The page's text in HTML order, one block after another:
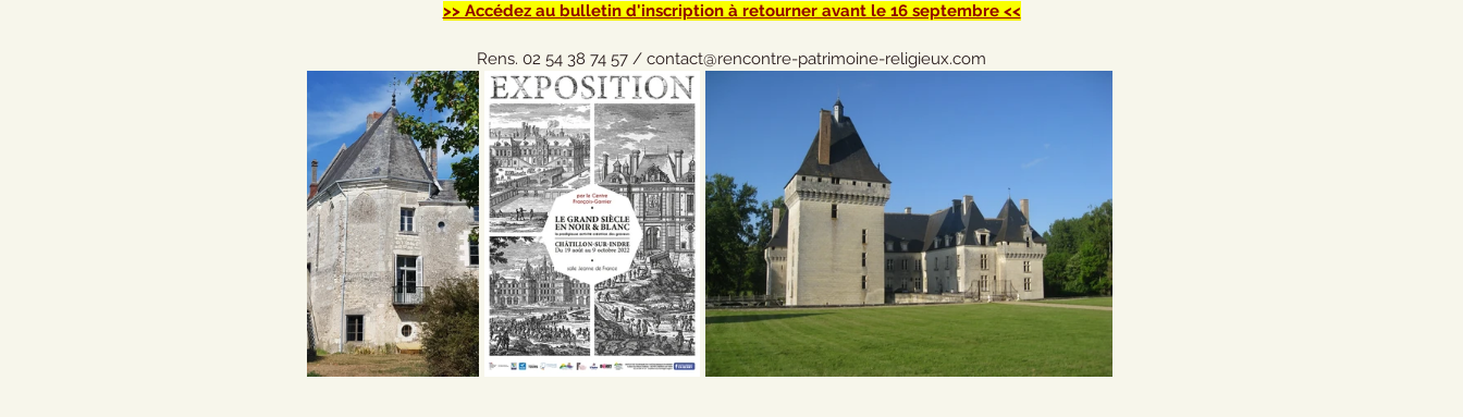
>> Accédez au bulletin d'inscription à retourner avant le 16 septembre <<
Rens. 02 54 38 74 57 / contact@rencontre-patrimoine-religieux.com